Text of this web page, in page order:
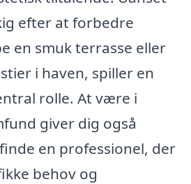
efter at forbedre
en smuk terrasse eller
i haven, spiller en
rolle. At være i
giver dig også
en professionel, der
behov og